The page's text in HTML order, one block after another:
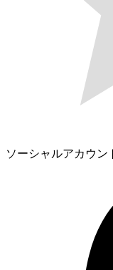
ソーシャルアカウン